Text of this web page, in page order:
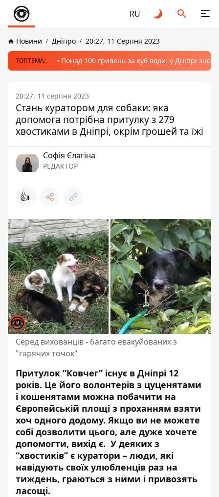
RU
Новини Дніпро 20:27, 11 Серпня 2023
ТОПТЕМА: Понад 100 гривень за куб води: у Дніпрі
20:27, 11 серпня 2023
Стань куратором для собаки: яка
допомога потрібна притулку з 279
хвостиками в Дніпрі, окрім грошей та їжі
Софія Єлагіна
РЕДАКТОР
👍
Серед вихованців - багато евакуйованих з
"гарячих точок"
Притулок “Ковчег” існує в Дніпрі 12
років. Це його волонтерів з цуценятами
і кошенятами можна побачити на
Європейській площі з проханням взяти
хоч одного додому. Якщо ви не можете
собі дозволити цього, але дуже хочете
допомогти, вихід є. У деяких з
“хвостиків” є куратори – люди, які
навідують своїх улюбленців раз на
тиждень, граються з ними і привозять
ласощі.